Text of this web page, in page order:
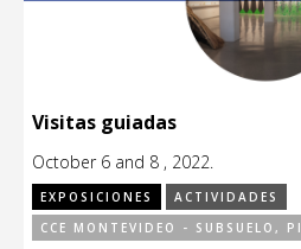
Visitas guiadas
October 6 and 8 , 2022.
EXPOSICIONES
ACTIVIDADES
CCE MONTEVIDEO - SUBSUELO,